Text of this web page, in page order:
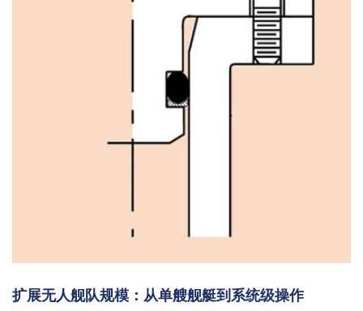
扩展无人舰队规模：从单艘舰艇到系统级操作